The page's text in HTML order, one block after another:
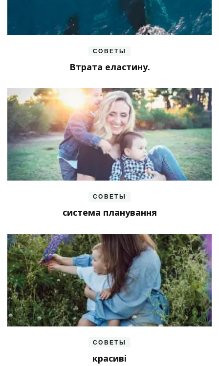
СОВЕТЫ
Втрата еластину.
СОВЕТЫ
система планування
СОВЕТЫ
красиві